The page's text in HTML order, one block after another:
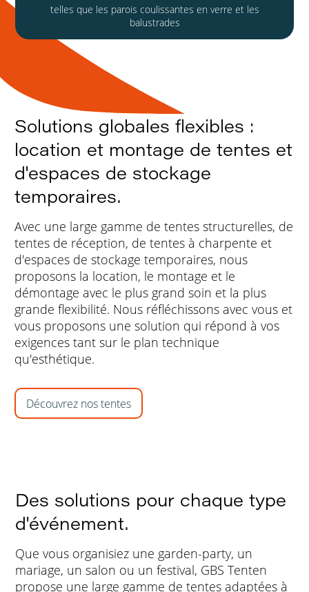
telles que les parois coulissantes en verre et les
balustrades
Solutions globales flexibles :
location et montage de tentes et
d'espaces de stockage
temporaires.
Avec une large gamme de tentes structurelles, de
tentes de réception, de tentes à charpente et
d'espaces de stockage temporaires, nous
proposons la location, le montage et le
démontage avec le plus grand soin et la plus
grande flexibilité. Nous réfléchissons avec vous et
vous proposons une solution qui répond à vos
exigences tant sur le plan technique
qu'esthétique.
Découvrez nos tentes
Des solutions pour chaque type
d'événement.
Que vous organisiez une garden-party, un
mariage, un salon ou un festival, GBS Tenten
propose une large gamme de tentes adaptées à